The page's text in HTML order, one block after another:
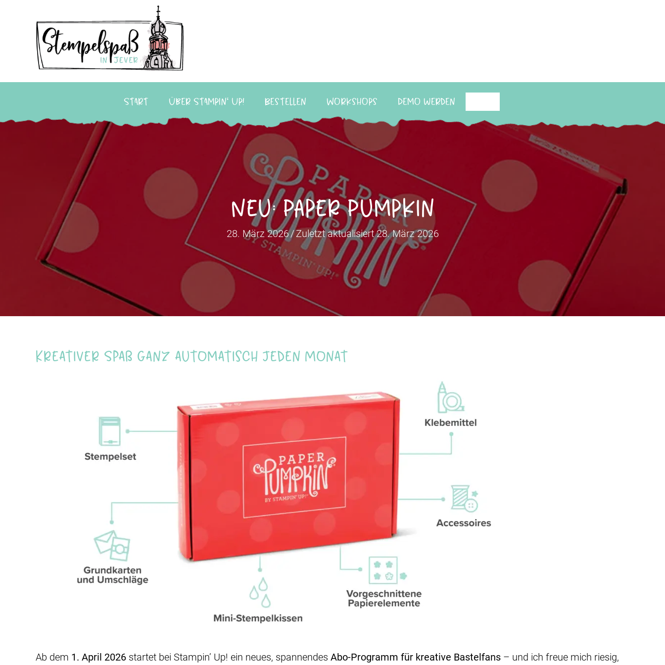
Start Über Stampin‘ Up! Bestellen Workshops Demo werden
Neu: Paper Pumpkin
28. März 2026/Zuletzt aktualisiert 28. März 2026
Kreativer Spaß ganz automatisch jeden Monat
Ab dem 1. April 2026 startet bei Stampin’ Up! ein neues, spannendes Abo-Programm für kreative Bastelfans – und ich freue mich riesig,